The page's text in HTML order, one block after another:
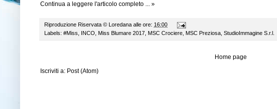
Continua a leggere l'articolo completo ... »
Riproduzione Riservata © Loredana alle ore: 16:00
Labels: #Miss INCO Miss Blumare 2017 MSC Crociere MSC Preziosa StudioImmagine S.r.l.
Home page
Iscriviti a: Post (Atom)